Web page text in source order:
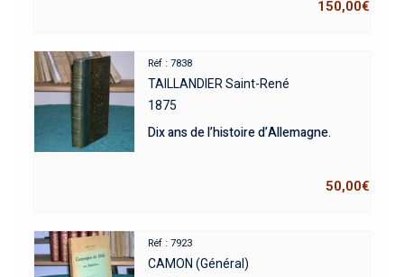
150,00€
Réf : 7838
TAILLANDIER Saint-René
1875
Dix ans de l’histoire d’Allemagne.
50,00€
Réf : 7923
CAMON (Général)